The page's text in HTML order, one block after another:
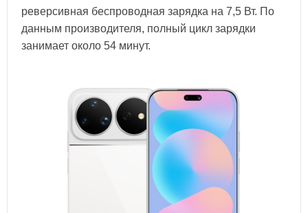
реверсивная беспроводная зарядка на 7,5 Вт. По
данным производителя, полный цикл зарядки
занимает около 54 минут.